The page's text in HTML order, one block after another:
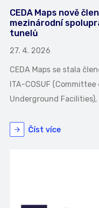
CEDA Maps nově
mezinárodní
tunelů
27. 4. 2026
CEDA Maps se stala
ITA-COSUF
Underground
Číst více